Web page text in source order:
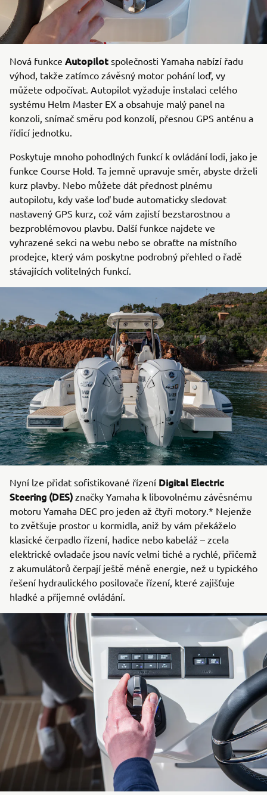
Nová funkce Autopilot společnosti Yamaha nabízí řadu
výhod, takže zatímco závěsný motor pohání loď, vy
můžete odpočívat. Autopilot vyžaduje instalaci celého
systému Helm Master EX a obsahuje malý panel na
konzoli, snímač směru pod konzolí, přesnou GPS anténu a
řídicí jednotku.
Poskytuje mnoho pohodlných funkcí k ovládání lodi, jako je
funkce Course Hold. Ta jemně upravuje směr, abyste drželi
kurz plavby. Nebo můžete dát přednost plnému
autopilotu, kdy vaše loď bude automaticky sledovat
nastavený GPS kurz, což vám zajistí bezstarostnou a
bezproblémovou plavbu. Další funkce najdete ve
vyhrazené sekci na webu nebo se obraťte na místního
prodejce, který vám poskytne podrobný přehled o řadě
stávajících volitelných funkcí.
Nyní lze přidat sofistikované řízení Digital Electric
Steering (DES) značky Yamaha k libovolnému závěsnému
motoru Yamaha DEC pro jeden až čtyři motory.* Nejenže
to zvětšuje prostor u kormidla, aniž by vám překáželo
klasické čerpadlo řízení, hadice nebo kabeláž – zcela
elektrické ovladače jsou navíc velmi tiché a rychlé, přičemž
z akumulátorů čerpají ještě méně energie, než u typického
řešení hydraulického posilovače řízení, které zajišťuje
hladké a příjemné ovládání.